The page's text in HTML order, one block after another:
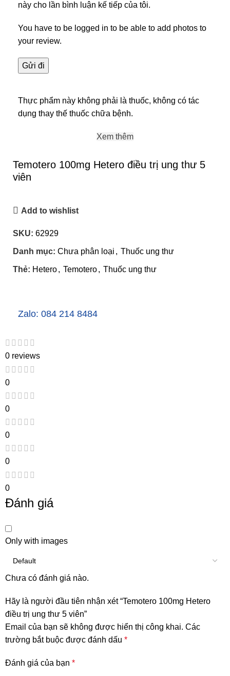
này cho lần bình luận kế tiếp của tôi.
You have to be logged in to be able to add photos to
your review.
Thực phẩm này không phải là thuốc, không có tác
dụng thay thế thuốc chữa bệnh.
Xem thêm
Temotero 100mg Hetero điều trị ung thư 5
viên
Add to wishlist
SKU: 62929
Danh mục: Chưa phân loại , Thuốc ung thư
Thẻ: Hetero, Temotero, Thuốc ung thư
Zalo: 084 214 8484
0 reviews
0
0
0
0
0
Đánh giá
Only with images
Chưa có đánh giá nào.
Hãy là người đầu tiên nhận xét “Temotero 100mg Hetero
điều trị ung thư 5 viên”
Email của bạn sẽ không được hiển thị công khai. Các
trường bắt buộc được đánh dấu*
Đánh giá của bạn*